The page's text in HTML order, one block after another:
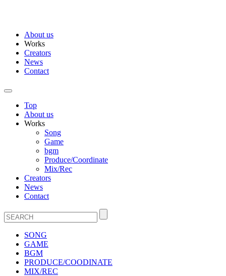
About us
Works
Creators
News
Contact
Top
About us
Works
Song
Game
bgm
Produce/Coordinate
Mix/Rec
Creators
News
Contact
SONG
GAME
BGM
PRODUCE/COODINATE
MIX/REC